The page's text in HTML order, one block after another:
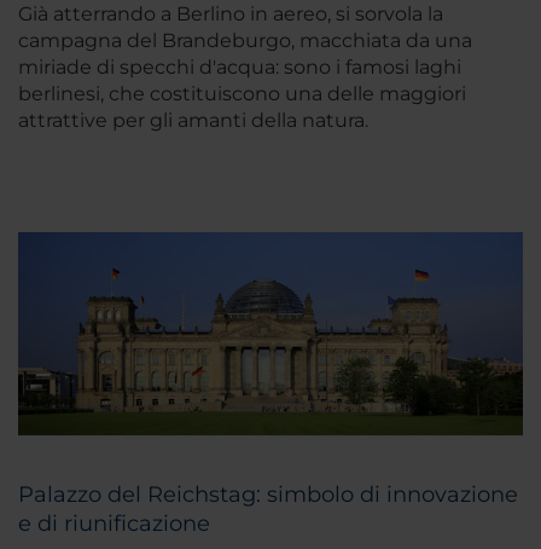
Già atterrando a Berlino in aereo, si sorvola la
campagna del Brandeburgo, macchiata da una
miriade di specchi d'acqua: sono i famosi laghi
berlinesi, che costituiscono una delle maggiori
attrattive per gli amanti della natura.
Palazzo del Reichstag: simbolo di innovazione
e di riunificazione